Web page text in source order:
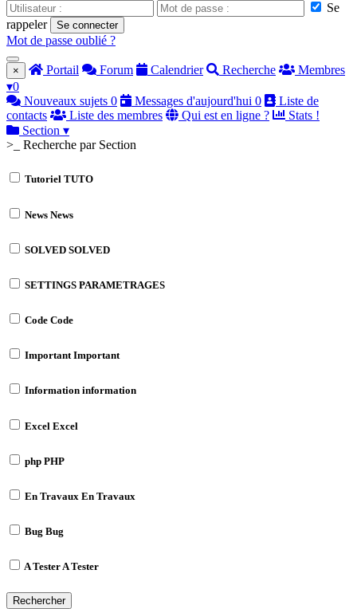
Se
rappeler
Se connecter
Mot de passe oublié ?
× Portail Forum Calendrier Recherche
Membres
▾0
Nouveaux sujets 0 Messages d'aujourd'hui 0
Liste de
contacts
Liste des membres Qui est en ligne ?
Stats !
Section ▾
>_ Recherche par Section
Tutoriel TUTO
News News
SOLVED SOLVED
SETTINGS PARAMETRAGES
Code Code
ImportantImportant
Information information
Excel Excel
php PHP
En Travaux En Travaux
Bug Bug
A TesterA Tester
Rechercher